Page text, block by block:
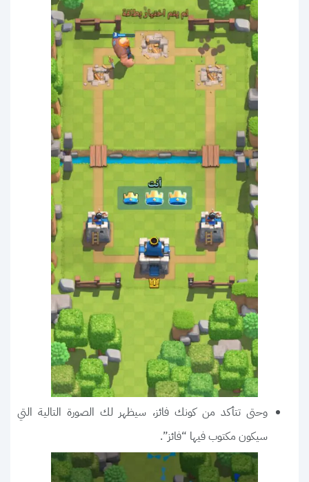
وحتى تتأكد من كونك فائز، سيظهر لك الصورة التالية التي
سيكون مكتوب فيها “فائز”.